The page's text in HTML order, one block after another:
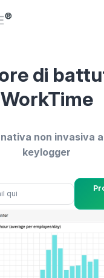
di
WorkTime
non invasiva
keylogger